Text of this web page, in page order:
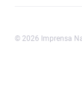
© 2026 Imprensa